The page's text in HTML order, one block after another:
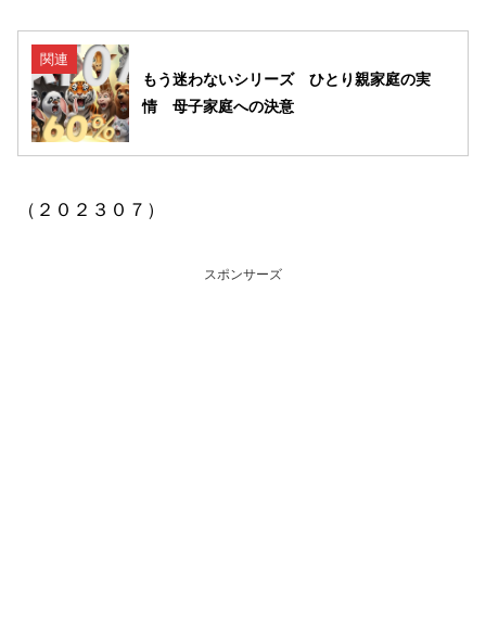
関連
もう迷わないシリーズ ひとり親家庭の実
情 母子家庭への決意
（２０２３０７）
スポンサーズ